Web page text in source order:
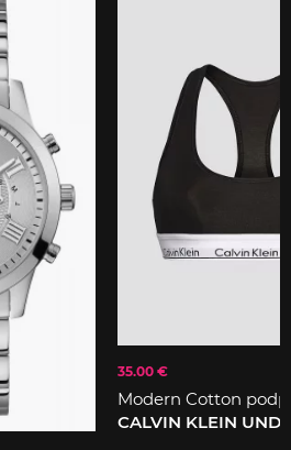
35.00 €
Modern Cotton
CALVIN KLEIN